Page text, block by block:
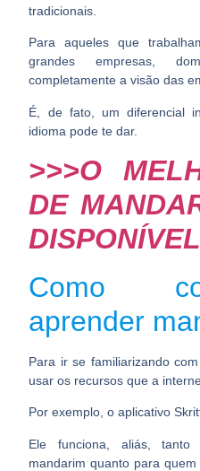
tradicionais.
Para aqueles que
grandes empresas,
completamente a visão das
É, de fato, um diferencial
idioma pode te dar.
>>>O
DE
Como
aprender
Para ir se familiarizando
usar os recursos que a
Por exemplo, o aplicativo
Ele funciona, aliás,
mandarim quanto para